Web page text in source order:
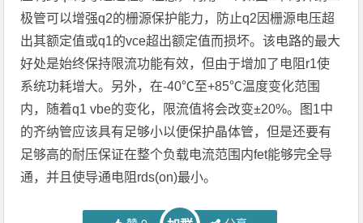
极管可以增强q2的栅源保护能力，防止q2因栅源电压超
出其额定值或q1的vce超出额定值而损坏。该电路的最大
好处是始终保持限流功能有效，但由于增加了电阻r1使
系统功耗增大。另外，在-40℃至+85℃温度变化范围
内，随着q1 vbe的变化，限流值将会改变±20%。图1中
的齐纳管应该具有足够小以便保护晶体管，但是还要有
足够高的耐压保证在整个负载电流范围内fet能够完全导
通，并且使导通电阻rds(on)最小。